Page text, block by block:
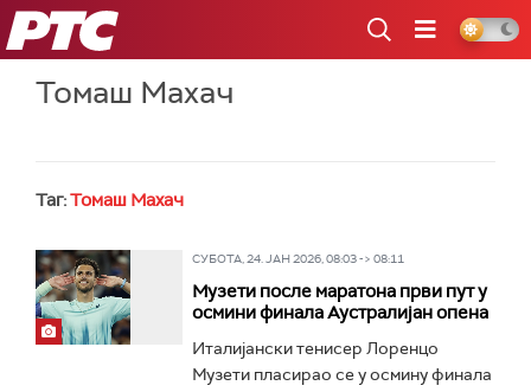
РТС
Томаш Махач
Таг:Томаш Махач
СУБОТА, 24. ЈАН 2026, 08:03 -> 08:11
Музети после маратона први пут у
осмини финала Аустралијан опена
Италијански тенисер Лоренцо
Музети пласирао се у осмину финала